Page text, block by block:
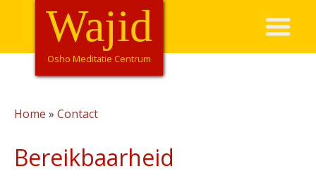
Overslaan
de
HoofdnavigatieWajid
Osho Meditatie Centrum
Home Contact
Bereikbaarheid